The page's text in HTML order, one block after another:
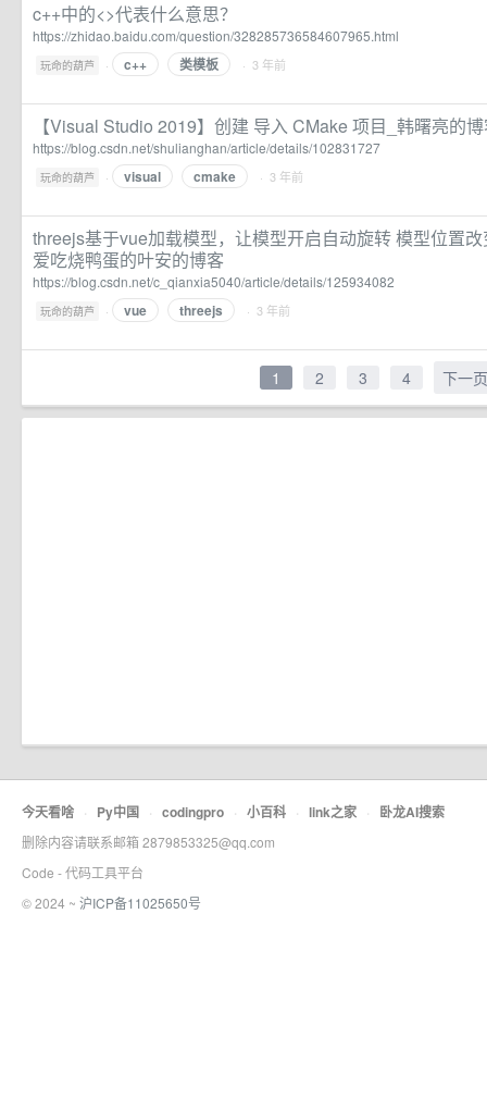
c++中的<>代表什么意思？
https://zhidao.baidu.com/question/328285736584607965.html
玩命的葫芦 · c++ 类模板 · 3 年前
【Visual Studio 2019】创建 导入 CMake 项目_韩曙亮的
https://blog.csdn.net/shulianghan/article/details/102831727
玩命的葫芦 · visual cmake · 3 年前
threejs基于vue加载模型，让模型开启自动旋转 模型位置
爱吃烧鸭蛋的叶安的博客
https://blog.csdn.net/c_qianxia5040/article/details/125934082
玩命的葫芦 · vue threejs · 3 年前
1 2 3 4 下一页
今天看啥 · Py中国 · codingpro · 小百科 · link之家 · 卧龙AI搜索
删除内容请联系邮箱 2879853325@qq.com
Code - 代码工具平台
© 2024 ~ 沪ICP备11025650号